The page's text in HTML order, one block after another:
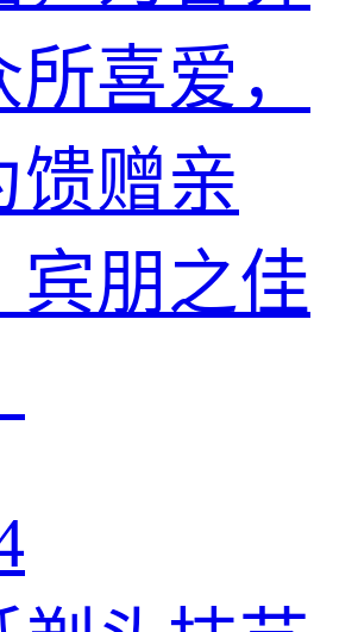
喜爱，
馈赠亲
宾朋之佳